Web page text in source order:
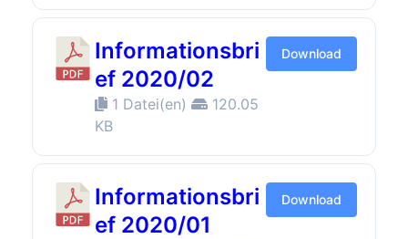
Informationsbri
ef 2020/02
1 Datei(en)
120.05
KB
Download
Informationsbri
ef 2020/01
Download